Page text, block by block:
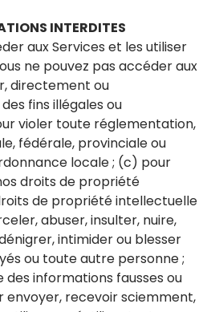
INTERDITES
aux Services et les utiliser
ne pouvez pas accéder aux
directement ou
fins illégales ou
violer toute réglementation,
fédérale, provinciale ou
locale ; (c) pour
droits de propriété
de propriété intellectuelle
abuser, insulter, nuire,
intimider ou blesser
ou toute autre personne ;
informations fausses ou
envoyer, recevoir sciemment,